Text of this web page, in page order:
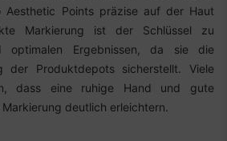
Points präzise auf der Haut
Markierung ist der Schlüssel zu
optimalen Ergebnissen, da sie die
der Produktdepots sicherstellt. Viele
dass eine ruhige Hand und gute
deutlich erleichtern.